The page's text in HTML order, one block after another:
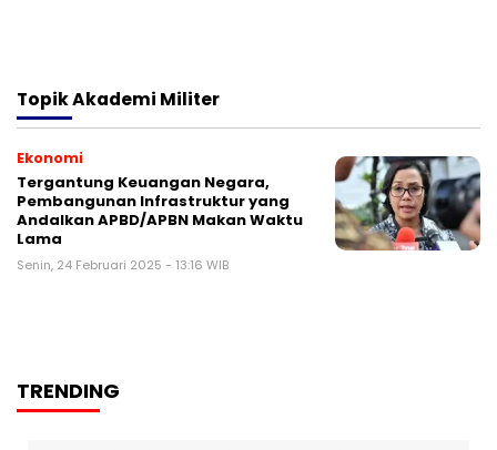
TopikAkademi Militer
Ekonomi
Tergantung Keuangan Negara,
Pembangunan Infrastruktur yang
Andalkan APBD/APBN Makan Waktu
Lama
Senin, 24 Februari 2025 - 13:16 WIB
TRENDING